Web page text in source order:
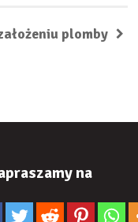
plomby
na